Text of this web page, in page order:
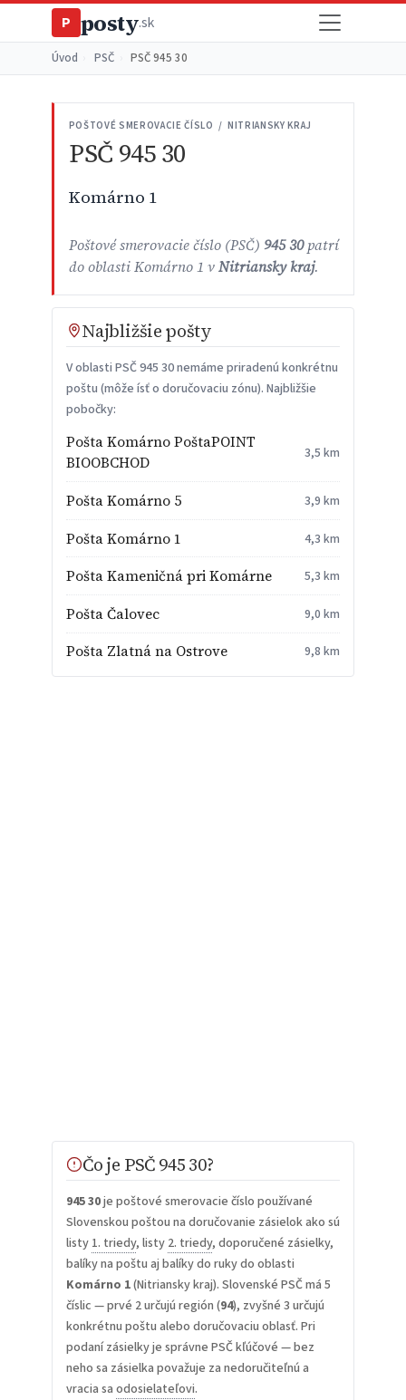
P posty.sk
Úvod PSČ PSČ 945 30
POŠTOVÉ SMEROVACIE ČÍSLO / NITRIANSKY KRAJ
PSČ 945 30
Komárno 1
Poštové smerovacie číslo (PSČ) 945 30patrí
do oblasti Komárno 1 vNitriansky kraj.
Najbližšie pošty
V oblasti PSČ 945 30 nemáme priradenú konkrétnu
poštu (môže ísť o doručovaciu zónu). Najbližšie
pobočky:
Pošta Komárno PoštaPOINT
BIOOBCHOD
3,5 km
Pošta Komárno 5 3,9 km
Pošta Komárno 1 4,3 km
Pošta Kameničná pri Komárne 5,3 km
Pošta Čalovec 9,0 km
Pošta Zlatná na Ostrove 9,8 km
Čo je PSČ 945 30?
945 30je poštové smerovacie číslo používané
Slovenskou poštou na doručovanie zásielok ako sú
listy 1. triedy, listy 2. triedy, doporučené zásielky,
balíky na poštu aj balíky do ruky do oblasti
Komárno 1(Nitriansky kraj). Slovenské PSČ má 5
číslic — prvé 2 určujú región (94), zvyšné 3 určujú
konkrétnu poštu alebo doručovaciu oblasť. Pri
podaní zásielky je správne PSČ kľúčové — bez
neho sa zásielka považuje za nedoručiteľnú a
vracia sa odosielateľovi.